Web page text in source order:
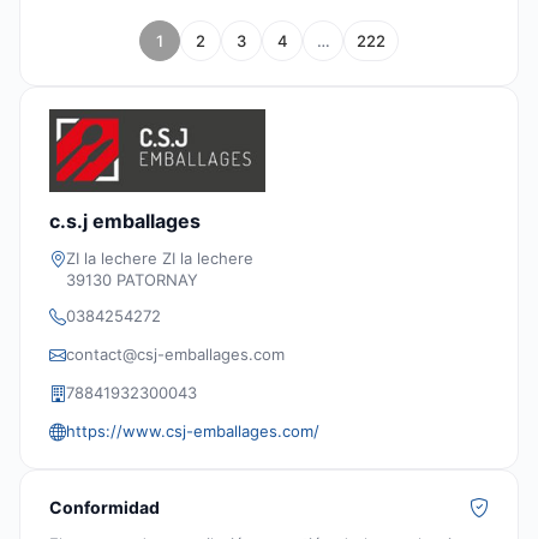
1 2 3 4 … 222
c.s.j emballages
ZI la lechere ZI la lechere
39130 PATORNAY
0384254272
contact@csj-emballages.com
78841932300043
https://www.csj-emballages.com/
Conformidad